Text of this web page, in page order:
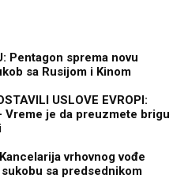
Pentagon sprema novu
sa Rusijom i Kinom
USLOVE EVROPI:
je da preuzmete brigu
vrhovnog vođe
sa predsednikom